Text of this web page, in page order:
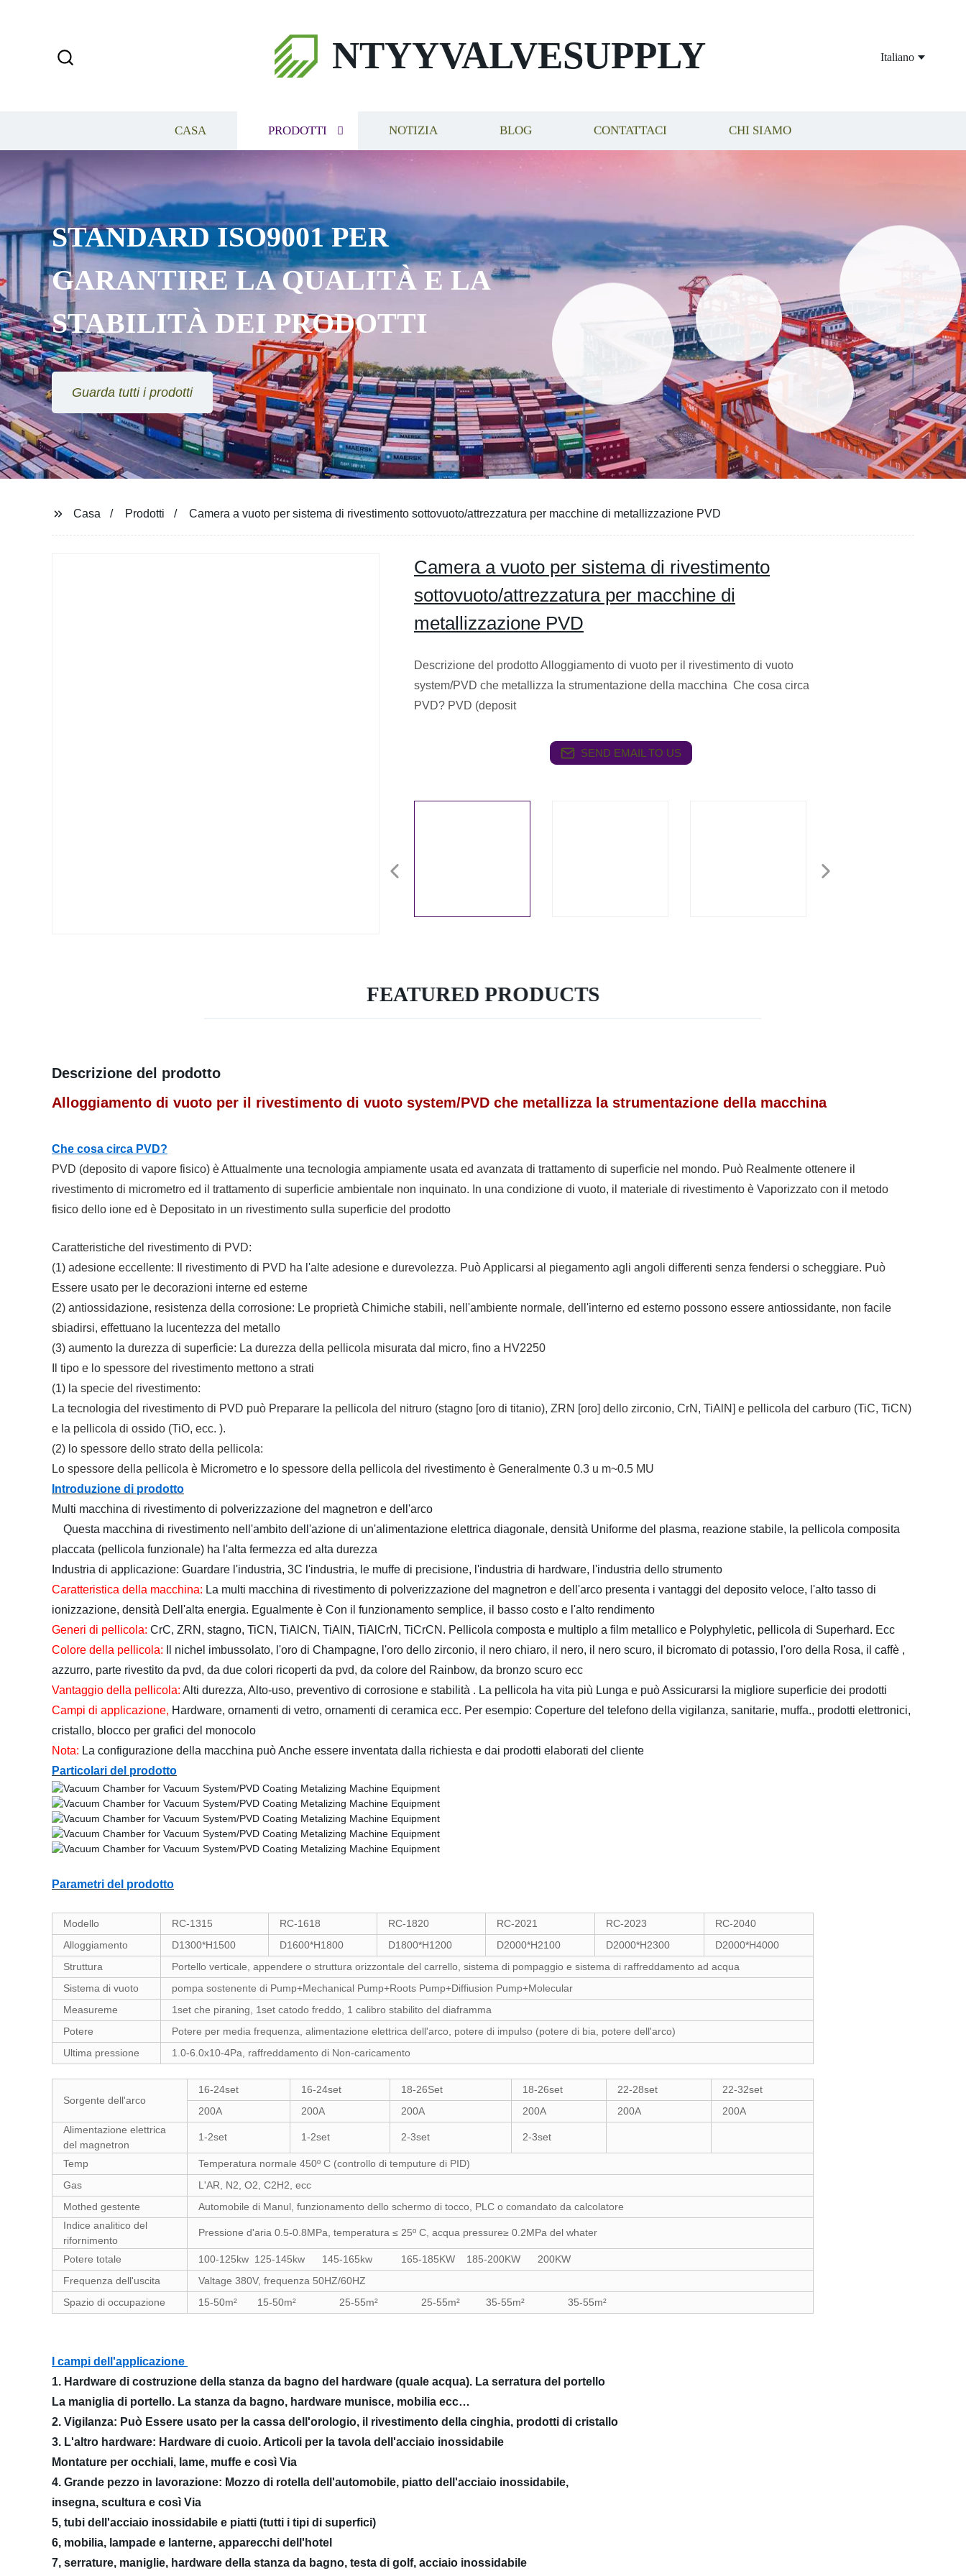
NTYYVALVESUPPLY Italiano
CASA PRODOTTI NOTIZIA BLOG CONTATTACI CHI SIAMO
STANDARD ISO9001 PER
GARANTIRE LA QUALITÀ E LA
STABILITÀ DEI PRODOTTI
Guarda tutti i prodotti
Casa Prodotti Camera a vuoto per sistema di rivestimento sottovuoto/attrezzatura per macchine di metallizzazione PVD
Camera a vuoto per sistema di rivestimento
sottovuoto/attrezzatura per macchine di
metallizzazione PVD
Descrizione del prodotto Alloggiamento di vuoto per il rivestimento di vuoto
system/PVD che metallizza la strumentazione della macchina Che cosa circa
PVD? PVD (deposit
SEND EMAIL TO US
FEATURED PRODUCTS
Descrizione del prodotto
Alloggiamento di vuoto per il rivestimento di vuoto system/PVD che metallizza la strumentazione della macchina
Che cosa circa PVD?
PVD (deposito di vapore fisico) è Attualmente una tecnologia ampiamente usata ed avanzata di trattamento di superficie nel mondo. Può Realmente ottenere il
rivestimento di micrometro ed il trattamento di superficie ambientale non inquinato. In una condizione di vuoto, il materiale di rivestimento è Vaporizzato con il metodo
fisico dello ione ed è Depositato in un rivestimento sulla superficie del prodotto
Caratteristiche del rivestimento di PVD:
(1) adesione eccellente: Il rivestimento di PVD ha l'alte adesione e durevolezza. Può Applicarsi al piegamento agli angoli differenti senza fendersi o scheggiare. Può
Essere usato per le decorazioni interne ed esterne
(2) antiossidazione, resistenza della corrosione: Le proprietà Chimiche stabili, nell'ambiente normale, dell'interno ed esterno possono essere antiossidante, non facile
sbiadirsi, effettuano la lucentezza del metallo
(3) aumento la durezza di superficie: La durezza della pellicola misurata dal micro, fino a HV2250
Il tipo e lo spessore del rivestimento mettono a strati
(1) la specie del rivestimento:
La tecnologia del rivestimento di PVD può Preparare la pellicola del nitruro (stagno [oro di titanio), ZRN [oro] dello zirconio, CrN, TiAlN] e pellicola del carburo (TiC, TiCN)
e la pellicola di ossido (TiO, ecc. ).
(2) lo spessore dello strato della pellicola:
Lo spessore della pellicola è Micrometro e lo spessore della pellicola del rivestimento è Generalmente 0.3 u m~0.5 MU
Introduzione di prodotto
Multi macchina di rivestimento di polverizzazione del magnetron e dell'arco
Questa macchina di rivestimento nell'ambito dell'azione di un'alimentazione elettrica diagonale, densità Uniforme del plasma, reazione stabile, la pellicola composita
placcata (pellicola funzionale) ha l'alta fermezza ed alta durezza
Industria di applicazione: Guardare l'industria, 3C l'industria, le muffe di precisione, l'industria di hardware, l'industria dello strumento
Caratteristica della macchina: La multi macchina di rivestimento di polverizzazione del magnetron e dell'arco presenta i vantaggi del deposito veloce, l'alto tasso di
ionizzazione, densità Dell'alta energia. Egualmente è Con il funzionamento semplice, il basso costo e l'alto rendimento
Generi di pellicola: CrC, ZRN, stagno, TiCN, TiAlCN, TiAlN, TiAlCrN, TiCrCN. Pellicola composta e multiplo a film metallico e Polyphyletic, pellicola di Superhard. Ecc
Colore della pellicola:
Il nichel imbussolato, l'oro di Champagne, l'oro dello zirconio, il nero chiaro, il nero, il nero scuro, il bicromato di potassio, l'oro della Rosa, il caffè ,
azzurro, parte rivestito da pvd, da due colori ricoperti da pvd, da colore del Rainbow, da bronzo scuro ecc
Vantaggio della pellicola: Alti durezza, Alto-uso, preventivo di corrosione e stabilità . La pellicola ha vita più Lunga e può Assicurarsi la migliore superficie dei prodotti
Campi di applicazione, Hardware, ornamenti di vetro, ornamenti di ceramica ecc. Per esempio: Coperture del telefono della vigilanza, sanitarie, muffa., prodotti elettronici,
cristallo, blocco per grafici del monocolo
Nota: La configurazione della macchina può Anche essere inventata dalla richiesta e dai prodotti elaborati del cliente
Particolari del prodotto
Parametri del prodotto
Modello RC-1315 RC-1618 RC-1820 RC-2021 RC-2023
RC-2040
Alloggiamento
D1300*H1500 D1600*H1800 D1800*H1200 D2000*H2100 D2000*H2300
D2000*H4000
Struttura
Portello verticale, appendere o struttura orizzontale del carrello, sistema di pompaggio e sistema di raffreddamento ad acqua
Sistema di vuoto
pompa sostenente di Pump+Mechanical Pump+Roots Pump+Diffiusion Pump+Molecular
Measureme
1set che piraning, 1set catodo freddo, 1 calibro stabilito del diaframma
Potere
Potere per media frequenza, alimentazione elettrica dell'arco, potere di impulso (potere di bia, potere dell'arco)
Ultima pressione
1.0-6.0x10-4Pa, raffreddamento di Non-caricamento
Sorgente dell'arco
16-24set 16-24set 18-26Set 18-26set 22-28set
22-32set
200A
200A 200A 200A 200A
200A
Alimentazione elettrica
del magnetron
1-2set 1-2set 2-3set 2-3set
Temp
Temperatura normale 450º C (controllo di temputure di PID)
Gas
L'AR, N2, O2, C2H2, ecc
Mothed gestente
Automobile di Manul, funzionamento dello schermo di tocco, PLC o comandato da calcolatore
Indice analitico del
rifornimento
Pressione d'aria 0.5-0.8MPa, temperatura ≤ 25º C, acqua pressure≥ 0.2MPa del whater
Potere totale
100-125kw 125-145kw 145-165kw 165-185KW 185-200KW 200KW
Frequenza dell'uscita
Valtage 380V, frequenza 50HZ/60HZ
Spazio di occupazione
15-50m² 15-50m² 25-55m² 25-55m² 35-55m² 35-55m²
I campi dell'applicazione
1. Hardware di costruzione della stanza da bagno del hardware (quale acqua). La serratura del portello
La maniglia di portello. La stanza da bagno, hardware munisce, mobilia ecc…
2. Vigilanza: Può Essere usato per la cassa dell'orologio, il rivestimento della cinghia, prodotti di cristallo
3. L'altro hardware: Hardware di cuoio. Articoli per la tavola dell'acciaio inossidabile
Montature per occhiali, lame, muffe e così Via
4. Grande pezzo in lavorazione: Mozzo di rotella dell'automobile, piatto dell'acciaio inossidabile,
insegna, scultura e così Via
5, tubi dell'acciaio inossidabile e piatti (tutti i tipi di superfici)
6, mobilia, lampade e lanterne, apparecchi dell'hotel
7, serrature, maniglie, hardware della stanza da bagno, testa di golf, acciaio inossidabile